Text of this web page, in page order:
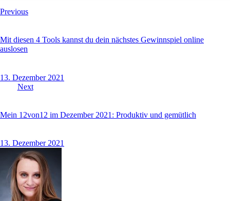
Beitragsnavigation
Previous
Mit diesen 4 Tools kannst du dein nächstes Gewinnspiel online
auslosen
13. Dezember 2021
Next
Mein 12von12 im Dezember 2021: Produktiv und gemütlich
13. Dezember 2021